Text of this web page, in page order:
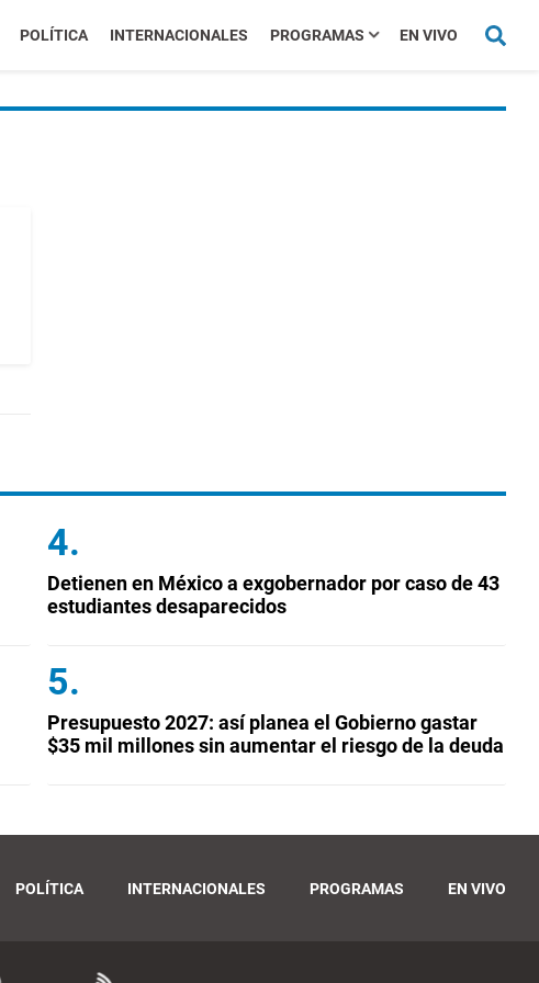
POLÍTICA INTERNACIONALES PROGRAMAS EN VIVO
Detienen en México a exgobernador por caso de 43
estudiantes desaparecidos
Presupuesto 2027: así planea el Gobierno gastar
$35 mil millones sin aumentar el riesgo de la deuda
POLÍTICA INTERNACIONALES PROGRAMAS EN VIVO